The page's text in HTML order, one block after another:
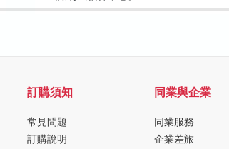
訂購須知
常見問題
訂購說明
同業與企業
同業服務
企業差旅